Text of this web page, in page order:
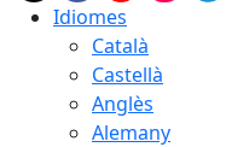
Idiomes
Català
Castellà
Anglès
Alemany